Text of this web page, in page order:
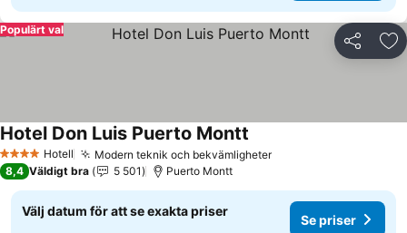
Dela
Populärt val
4 StjärnorHotell Modern teknik och bekvämligheter
Hotel Don Luis Puerto Montt
8,4 Väldigt bra 5 501 Puerto Montt
Välj datum för att se exakta priser
Se priser